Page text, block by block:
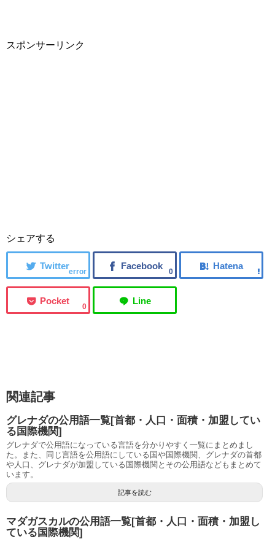
スポンサーリンク
シェアする
error 0
0
関連記事
グレナダの公用語一覧[首都・人口・面積・加盟してい
る国際機関]
グレナダで公用語になっている言語を分かりやすく一覧にまとめまし
た。また、同じ言語を公用語にしている国や国際機関、グレナダの首都
や人口、グレナダが加盟している国際機関とその公用語などもまとめて
います。
記事を読む
マダガスカルの公用語一覧[首都・人口・面積・加盟し
ている国際機関]